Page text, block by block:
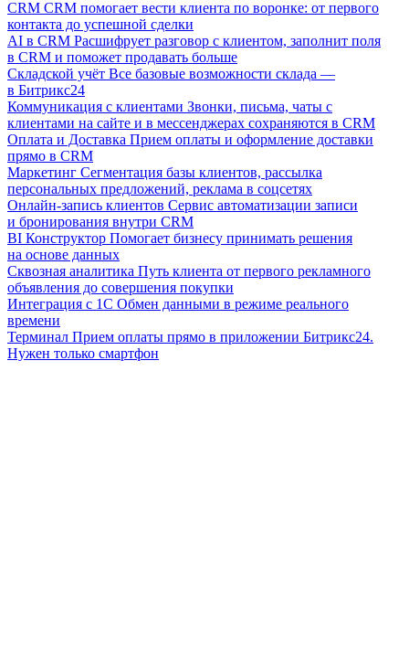
CRM CRM помогает вести клиента по воронке: от первого
контакта до успешной сделки
AI в CRM Расшифрует разговор с клиентом, заполнит поля
в CRM и поможет продавать больше
Складской учёт Все базовые возможности склада —
в Битрикс24
Коммуникация с клиентами Звонки, письма, чаты с
клиентами на сайте и в мессенджерах сохраняются в CRM
Оплата и Доставка Прием оплаты и оформление доставки
прямо в CRM
Маркетинг Сегментация базы клиентов, рассылка
персональных предложений, реклама в соцсетях
Онлайн-запись клиентов Сервис автоматизации записи
и бронирования внутри CRM
BI Конструктор Помогает бизнесу принимать решения
на основе данных
Сквозная аналитика Путь клиента от первого рекламного
объявления до совершения покупки
Интеграция с 1С Обмен данными в режиме реального
времени
Терминал Прием оплаты прямо в приложении Битрикс24.
Нужен только смартфон